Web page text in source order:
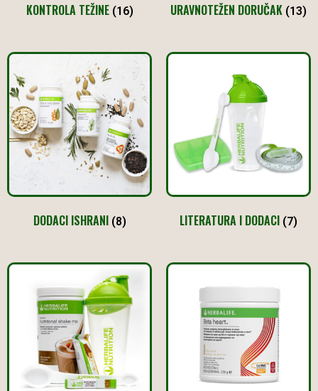
KONTROLA TEŽINE (16) URAVNOTEŽEN DORUČAK (13)
DODACI ISHRANI (8) LITERATURA I DODACI (7)